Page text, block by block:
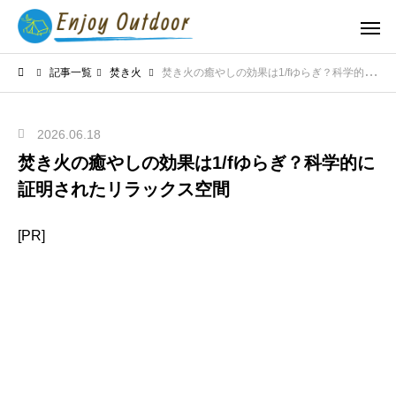
記事一覧 焚き火 焚き火の癒やしの効果は1/fゆらぎ？科学的に証明されたリラックス空間
2026.06.18
焚き火の癒やしの効果は1/fゆらぎ？科学的に
証明されたリラックス空間
[PR]